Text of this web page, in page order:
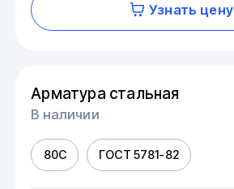
Узнать цену
Арматура стальная
В наличии
80С ГОСТ 5781-82